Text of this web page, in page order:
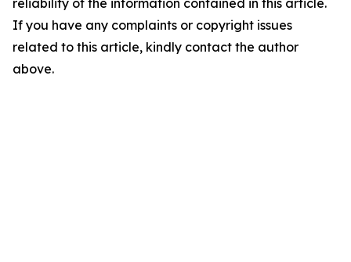
reliability of the information contained in this article.
If you have any complaints or copyright issues
related to this article, kindly contact the author
above.